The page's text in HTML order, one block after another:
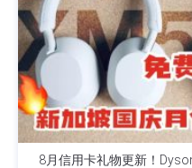
8月信用卡礼物更新！